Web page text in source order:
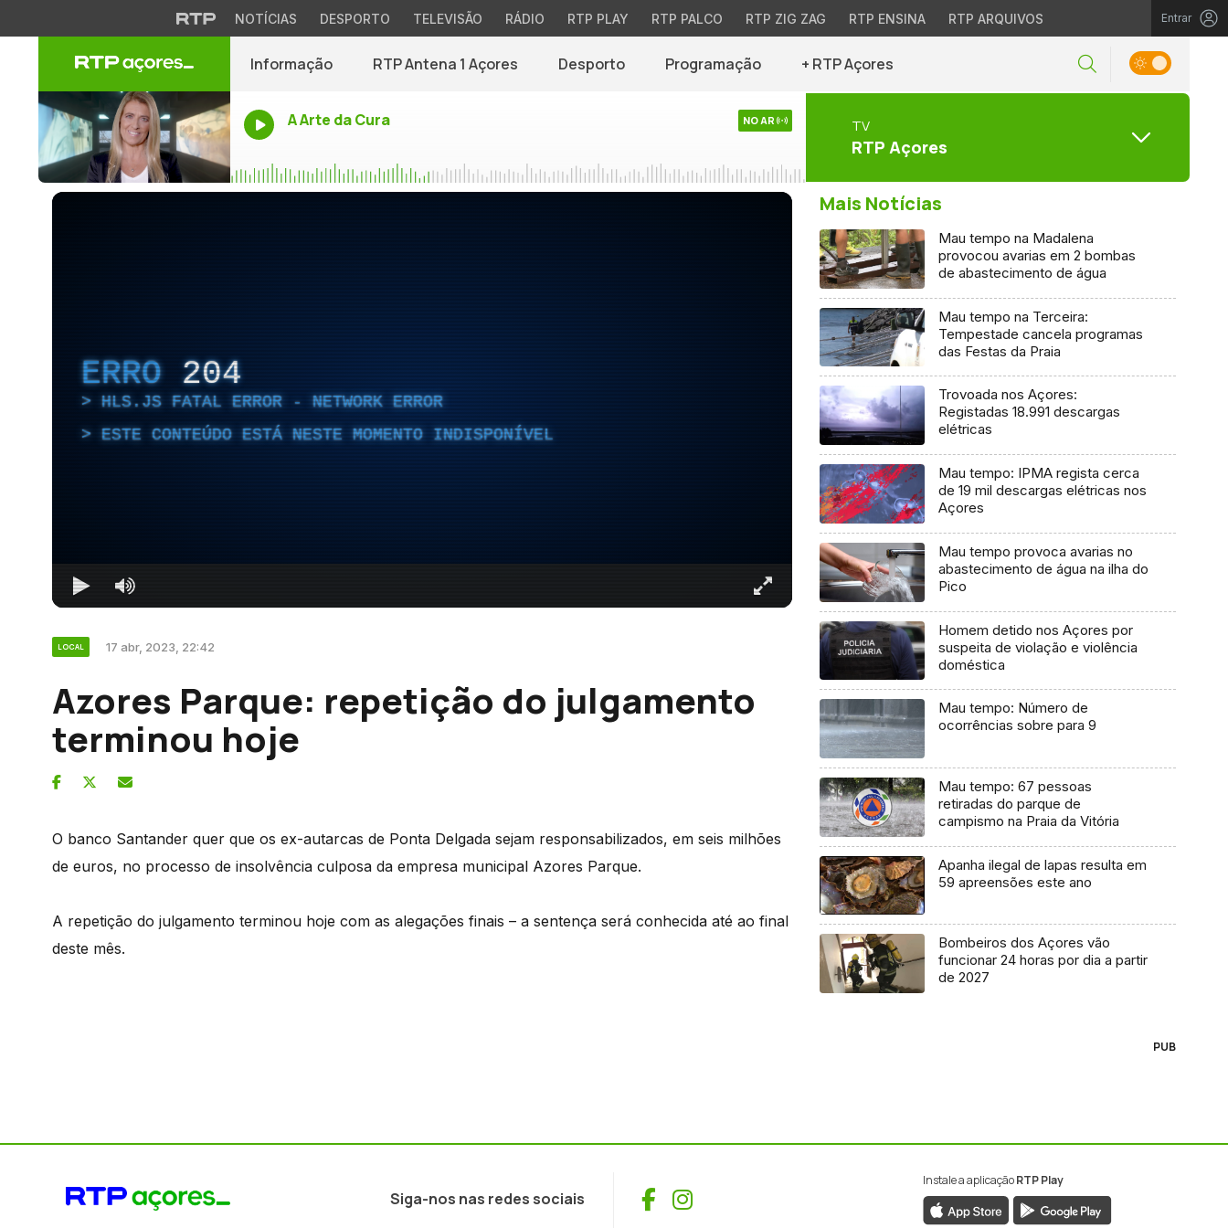
NOTÍCIAS DESPORTO TELEVISÃO RÁDIO RTP PLAY RTP PALCO RTP ZIG ZAG RTP ENSINA RTP ARQUIVOS Entrar
Informação RTP Antena 1 Açores Desporto Programação + RTP Açores
A Arte da Cura NO AR TV
RTP Açores
ERRO 204
HLS.JS FATAL ERROR - NETWORK ERROR
ESTE CONTEÚDO ESTÁ NESTE MOMENTO INDISPONÍVEL
LOCAL 17 abr, 2023, 22:42
Azores Parque: repetição do julgamento
terminou hoje
O banco Santander quer que os ex-autarcas de Ponta Delgada sejam responsabilizados, em seis milhões
de euros, no processo de insolvência culposa da empresa municipal Azores Parque.
A repetição do julgamento terminou hoje com as alegações finais – a sentença será conhecida até ao final
deste mês.
Mais Notícias
Mau tempo na Madalena
provocou avarias em 2 bombas
de abastecimento de água
Mau tempo na Terceira:
Tempestade cancela programas
das Festas da Praia
Trovoada nos Açores:
Registadas 18.991 descargas
elétricas
Mau tempo: IPMA regista cerca
de 19 mil descargas elétricas nos
Açores
Mau tempo provoca avarias no
abastecimento de água na ilha do
Pico
Homem detido nos Açores por
suspeita de violação e violência
doméstica
Mau tempo: Número de
ocorrências sobre para 9
Mau tempo: 67 pessoas
retiradas do parque de
campismo na Praia da Vitória
Apanha ilegal de lapas resulta em
59 apreensões este ano
Bombeiros dos Açores vão
funcionar 24 horas por dia a partir
de 2027
PUB
Siga-nos nas redes sociais Facebook
Instagram
Instale a aplicaçãoRTP Play